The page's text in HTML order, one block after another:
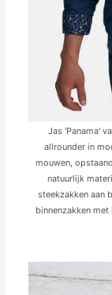
Jas 'Panama'
allrounder in
mouwen,
natuurlijk
steekzakken aan
binnenzakken